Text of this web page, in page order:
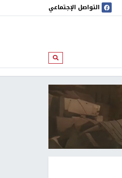
التواصل الإجتماعي
ابحث